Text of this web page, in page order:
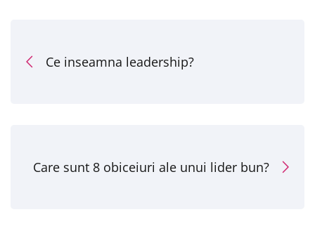
Ce inseamna leadership?
Care sunt 8 obiceiuri ale unui lider bun?